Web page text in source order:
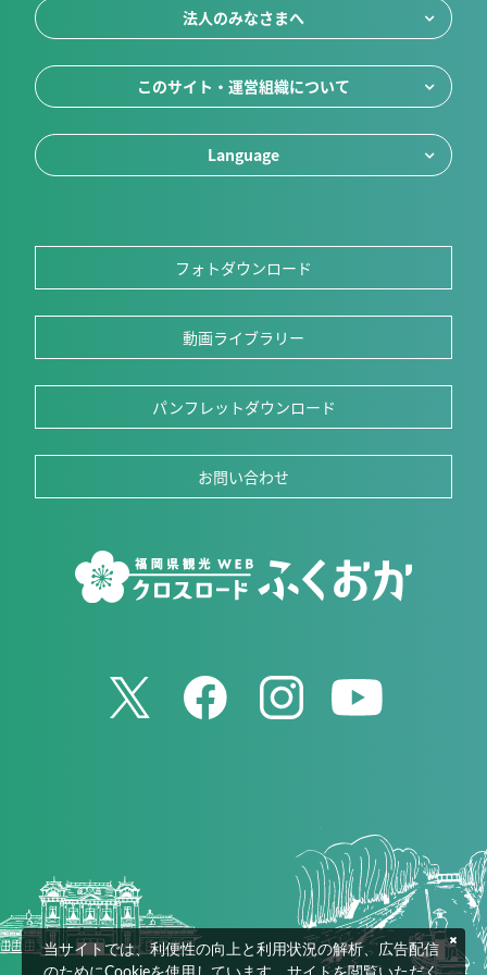
法人のみなさまへ
このサイト・運営組織について
Language
フォトダウンロード
動画ライブラリー
パンフレットダウンロード
お問い合わせ
当サイトでは、利便性の向上と利用状況の解析、広告配信